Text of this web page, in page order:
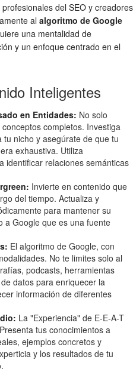
del SEO y creadores
al algoritmo de Google
una mentalidad de
y un enfoque centrado en el
Inteligentes
en Entidades: No solo
completos. Investiga
nicho y asegúrate de que tu
exhaustiva. Utiliza
identificar relaciones semánticas
Invierte en contenido que
del tiempo. Actualiza y
para mantener su
a Google que es una fuente
El algoritmo de Google, con
No te limites solo al
podcasts, herramientas
datos para enriquecer la
información de diferentes
La "Experiencia" de E-E-A-T
tus conocimientos a
ejemplos concretos y
y los resultados de tu